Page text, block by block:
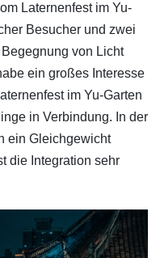
Laternenfest im Yu-
Besucher und zwei
von Licht
ein großes Interesse
im Yu-Garten
in Verbindung. In der
ein Gleichgewicht
die Integration sehr